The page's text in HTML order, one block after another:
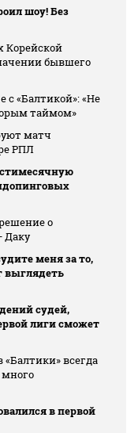
шоу! Без
Корейской
бывшего
с «Балтикой»: «Не
таймом»
матч
РПЛ
о
Даку
меня за то,
выглядеть
судей,
лиги сможет
«Балтики» всегда
много
в первой